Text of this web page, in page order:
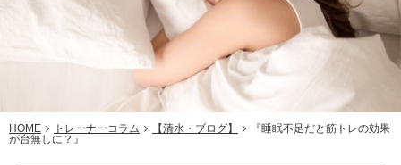
HOME トレーナーコラム 【清水・ブログ】
『睡眠不足だと筋トレの効果
が台無しに？』